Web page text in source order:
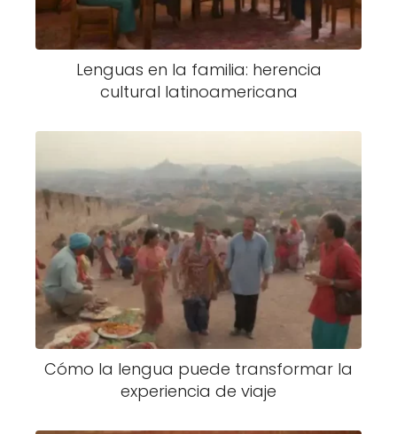
Lenguas en la familia: herencia
cultural latinoamericana
Cómo la lengua puede transformar la
experiencia de viaje